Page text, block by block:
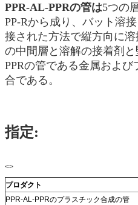
PPR-AL-PPRの管は5つの
PP-Rから成り、バット溶
接された方法で縦方向に
の中間層と溶解の接着剤
PPRの管である金属およ
合である。
指定:
<>
プロダクト
PPR-AL-PPRのプラスチック合成の管